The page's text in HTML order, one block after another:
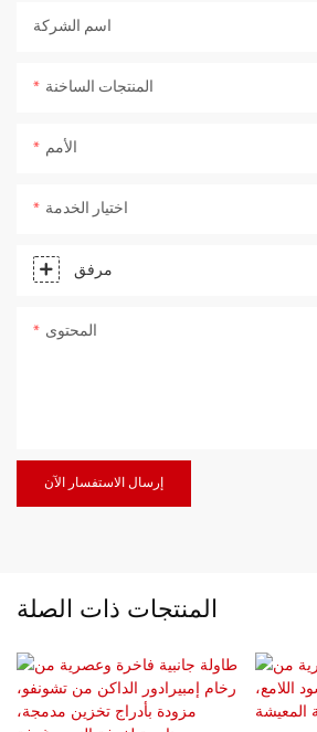
اسم الشركة
المنتجات الساخنة
الأمم
اختيار الخدمة
مرفق
المحتوى
إرسال الاستفسار الآن
المنتجات ذات الصلة